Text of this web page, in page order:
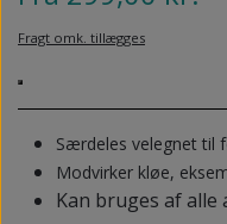
URO I
Fragt omk. tillægges
Særdeles velegnet til
Modvirker kløe,
Kan bruges af